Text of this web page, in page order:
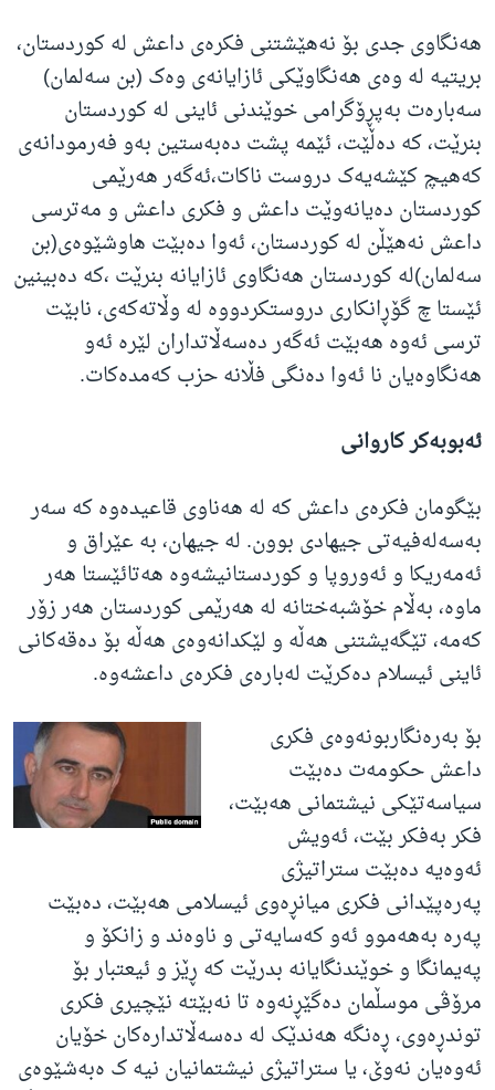
هەنگاوی جدی بۆ نەهێشتنی فکرەی داعش لە کوردستان،
بریتیە لە وەی هەنگاوێکی ئازایانەی وەک (بن سەلمان)
سەبارەت بەپڕۆگرامی خوێندنی ئاینی لە کوردستان
بنرێت، کە دەڵێت، ئێمە پشت دەبەستین بەو فەرمودانەی
کەهیچ کێشەیەک دروست ناکات،ئەگەر هەرێمی
کوردستان دەیانەوێت داعش و فکری داعش و مەترسی
داعش نەهێڵن لە کوردستان، ئەوا دەبێت هاوشێوەی(بن
سەلمان)لە کوردستان هەنگاوی ئازایانە بنرێت ،کە دەبینین
ئێستا چ گۆڕانکاری دروستکردووە لە وڵاتەکەی، نابێت
ترسی ئەوە هەبێت ئەگەر دەسەڵاتداران لێرە ئەو
هەنگاوەیان نا ئەوا دەنگی فڵانە حزب کەمدەکات.
ئەبوبەکر کاروانی
بێگومان فکرەی داعش کە لە هەناوی قاعیدەوە کە سەر
بەسەلەفیەتی جیهادی بوون. لە جیهان، بە عێراق و
ئەمەریکا و ئەوروپا و کوردستانیشەوە هەتائێستا هەر
ماوە، بەڵام خۆشبەختانە لە هەرێمی کوردستان هەر زۆر
کەمە، تێگەیشتنی هەڵە و لێکدانەوەی هەڵە بۆ دەقەکانی
ئاینی ئیسلام دەکرێت لەبارەی فکرەی داعشەوە.
بۆ بەرەنگاربونەوەی فکری
داعش حکومەت دەبێت
سیاسەتێکی نیشتمانی هەبێت،
فکر بەفکر بێت، ئەویش
ئەوەیە دەبێت ستراتیژی
پەرەپێدانی فکری میانڕەوی ئیسلامی هەبێت، دەبێت
پەرە بەهەموو ئەو کەسایەتی و ناوەند و زانکۆ و
پەیمانگا و خوێندنگایانە بدرێت کە ڕێز و ئیعتبار بۆ
مرۆڤی موسڵمان دەگێڕنەوە تا نەبێتە نێچیری فکری
توندڕەوی، ڕەنگە هەندێک لە دەسەڵاتدارەکان خۆیان
ئەوەیان نەوێ، یا ستراتیژی نیشتمانیان نیە ک ەبەشێوەی